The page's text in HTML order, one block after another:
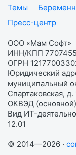
Темы
Пресс-центр
ООО «Мам Софт»
ИНН/КПП
ОГРН
Юридический
муниципальный
Спартаковская,
ОКВЭД
Вид ИТ-
12.01
© 2014—2026 ·